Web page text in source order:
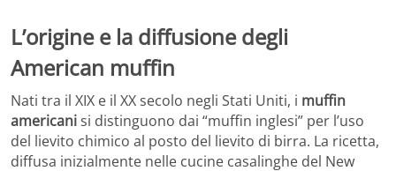
L’origine e la diffusione degli
American muffin
Nati tra il XIX e il XX secolo negli Stati Uniti, i muffin
americanisi distinguono dai “muffin inglesi” per l’uso
del lievito chimico al posto del lievito di birra. La ricetta,
diffusa inizialmente nelle cucine casalinghe del New